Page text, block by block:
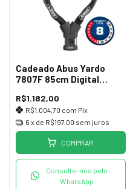
Cadeado Abus Yardo
7807F 85cm Digital
R$1.182,00
R$1.004,70 com Pix
6 x de R$197,00 sem juros
COMPRAR
Consulte-nos pelo
WhatsApp